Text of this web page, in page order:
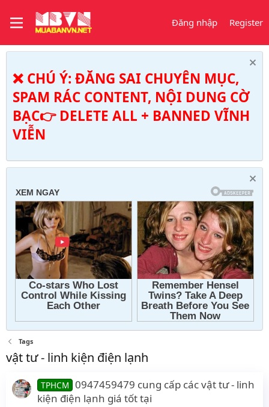
Đăng nhập Register
❌ CHÚ Ý: ĐĂNG SAI CHUYÊN MỤC,
SPAM RÁC CONTENT, NỘI DUNG CỜ
BẠC👉 DELETE ALL + BANNED VĨNH
VIỄN
Tags
vật tư - linh kiện điện lạnh
TPHCM 0947459479 cung cấp các vật tư - linh
kiện điện lạnh giá tốt tại